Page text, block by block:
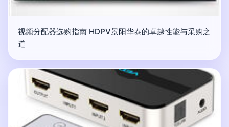
视频分配器选购指南 HDPV景阳华泰的卓越性能与采购之
道